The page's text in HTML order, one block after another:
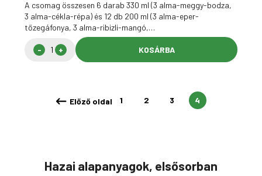
A csomag összesen 6 darab 330 ml (3 alma-meggy-bodza,
3 alma-cékla-répa) és 12 db 200 ml (3 alma-eper-
tőzegáfonya, 3 alma-ribizli-mangó,…
KOSÁRBA
Előző oldal 1 2 3 4
Hazai alapanyagok, elsősorban